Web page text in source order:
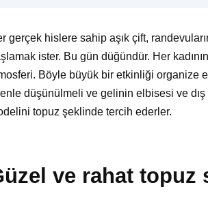
gerçek hislere sahip aşık çift,
ister. Bu gün düğündür. Her
Böyle büyük bir etkinliği organize
düşünülmeli ve gelinin elbisesi ve
topuz şeklinde tercih ederler.
ve rahat topuz